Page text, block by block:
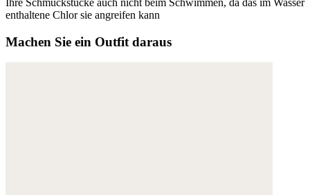
enthaltene Chlor sie angreifen kann
Machen Sie ein Outfit daraus